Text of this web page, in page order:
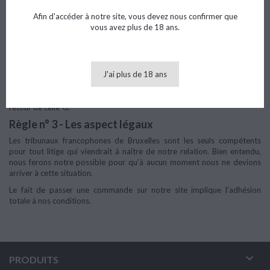
Les prix indiqués sur notre site sont nos prix de vente calculés en
Les prix sont définis TVA comprise mais hors vidanges. Le prix de la
retour de celle-ci.
Règle n° 3 - Les aspect légaux
Les tribunaux francophones de Bruxelles sont les seuls compétents
pour tout litige qui viendrait à naître de notre relation. Bien entendu,
nous ferons notre possible pour qu'à aucun moment nous ne devions
arriver à cette situation.
Le fait de passer une commande sur notre site implique l'adhésion
totale à nos conditions.
PRODUITS 
Afin d'accéder à notre site, vous devez nous confirmer que
vous avez plus de 18 ans.
J'ai plus de 18 ans